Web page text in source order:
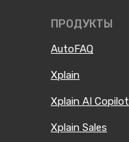
AutoFAQ
Xplain
Xplain AI Copilot
ПРОДУКТЫ
Xplain Sales